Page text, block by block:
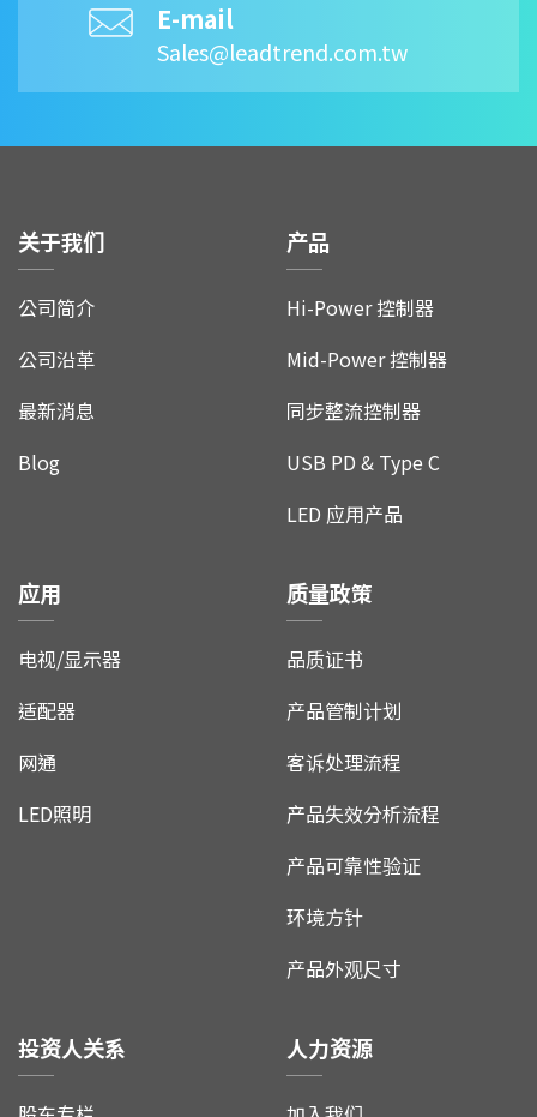
E-mail
Sales@leadtrend.com.tw
关于我们
公司简介
公司沿革
最新消息
Blog
产品
Hi-Power 控制器
Mid-Power 控制器
同步整流控制器
USB PD & Type C
LED 应用产品
应用
电视/显示器
适配器
网通
LED照明
质量政策
品质证书
产品管制计划
客诉处理流程
产品失效分析流程
产品可靠性验证
环境方针
产品外观尺寸
投资人关系 人力资源